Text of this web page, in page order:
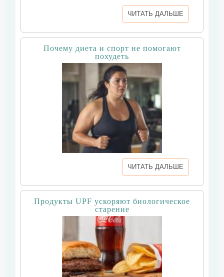
ЧИТАТЬ ДАЛЬШЕ
Почему диета и спорт не помогают
похудеть
ЧИТАТЬ ДАЛЬШЕ
Продукты UPF ускоряют биологическое
старение